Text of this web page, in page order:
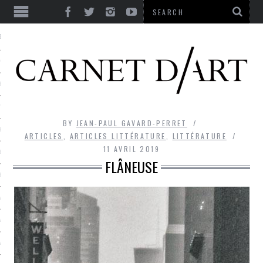
ULTIME
RIRE
LIBERTÉ
BEAUTÉ
FOLIE
BY JEAN-PAUL GAVARD-PERRET
ARTICLES
ARTICLES LITTÉRATURE
LITTÉRATURE
11 AVRIL 2019
FLÂNEUSE